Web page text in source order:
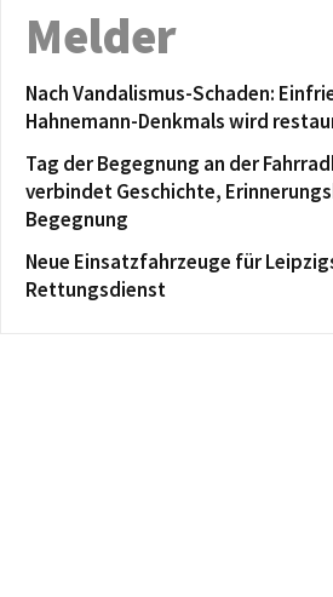
Melder
Nach Vandalismus-Schaden:
Hahnemann-Denkmals wird
Tag der Begegnung an der
verbindet Geschichte,
Begegnung
Neue Einsatzfahrzeuge für
Rettungsdienst